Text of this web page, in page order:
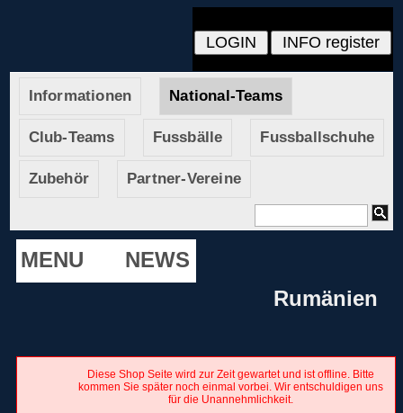
Informationen National-Teams
Club-Teams Fussbälle Fussballschuhe
Zubehör Partner-Vereine
MENU
NEWS
Rumänien
Diese Shop Seite wird zur Zeit gewartet und ist offline. Bitte
kommen Sie später noch einmal vorbei. Wir entschuldigen uns
für die Unannehmlichkeit.